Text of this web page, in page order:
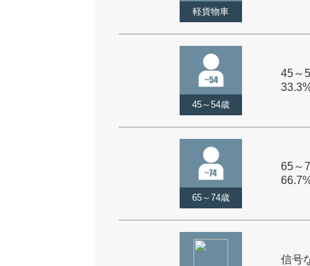
軽貨物車
45～54歳
45～
65～74歳
65～
信号